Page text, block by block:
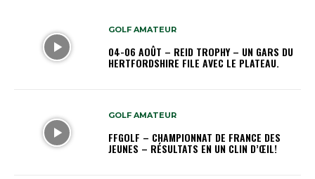
GOLF AMATEUR
04-06 AOÛT – REID TROPHY – UN GARS DU
HERTFORDSHIRE FILE AVEC LE PLATEAU.
GOLF AMATEUR
FFGOLF – CHAMPIONNAT DE FRANCE DES
JEUNES – RÉSULTATS EN UN CLIN D’ŒIL!